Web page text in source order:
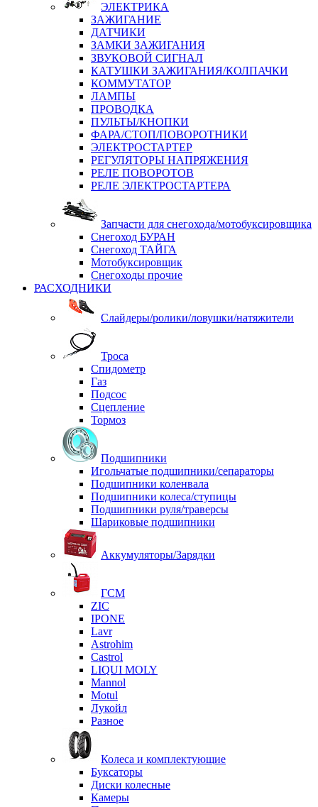
ЭЛЕКТРИКА
ЗАЖИГАНИЕ
ДАТЧИКИ
ЗАМКИ ЗАЖИГАНИЯ
ЗВУКОВОЙ СИГНАЛ
КАТУШКИ ЗАЖИГАНИЯ/КОЛПАЧКИ
КОММУТАТОР
ЛАМПЫ
ПРОВОДКА
ПУЛЬТЫ/КНОПКИ
ФАРА/СТОП/ПОВОРОТНИКИ
ЭЛЕКТРОСТАРТЕР
РЕГУЛЯТОРЫ НАПРЯЖЕНИЯ
РЕЛЕ ПОВОРОТОВ
РЕЛЕ ЭЛЕКТРОСТАРТЕРА
Запчасти для снегохода/мотобуксировщика
Снегоход БУРАН
Снегоход ТАЙГА
Мотобуксировщик
Снегоходы прочие
РАСХОДНИКИ
Слайдеры/ролики/ловушки/натяжители
Троса
Спидометр
Газ
Подсос
Сцепление
Тормоз
Подшипники
Игольчатые подшипники/сепараторы
Подшипники коленвала
Подшипники колеса/ступицы
Подшипники руля/траверсы
Шариковые подшипники
Аккумуляторы/Зарядки
ГСМ
ZIC
IPONE
Lavr
Astrohim
Castrol
LIQUI MOLY
Mannol
Motul
Лукойл
Разное
Колеса и комплектующие
Буксаторы
Диски колесные
Камеры